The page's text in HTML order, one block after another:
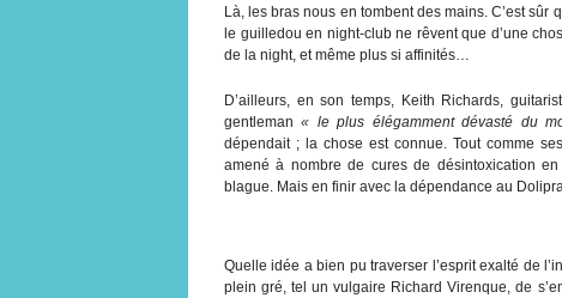
Là, les bras nous en tombent des mains. C’est
le guilledou en night-club ne rêvent que d’une
de la night, et même plus si affinités…
D’ailleurs, en son temps, Keith Richards,
gentleman« le plus élégamment dévasté du
dépendait ; la chose est connue. Tout comme
amené à nombre de cures de désintoxication
blague. Mais en finir avec la dépendance au
Quelle idée a bien pu traverser l’esprit exalté de
plein gré, tel un vulgaire Richard Virenque, de